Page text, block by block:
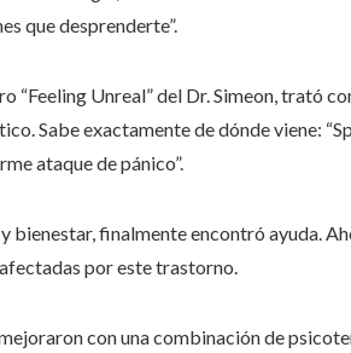
que desprenderte”.
“Feeling Unreal” del Dr. Simeon, trató
Sabe exactamente de dónde viene:
ataque de pánico”.
bienestar, finalmente encontró ayuda.
por este trastorno.
con una combinación de